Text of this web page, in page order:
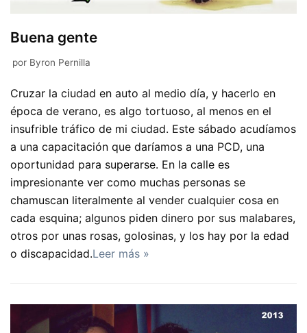
Buena gente
por Byron Pernilla
Cruzar la ciudad en auto al medio día, y hacerlo en
época de verano, es algo tortuoso, al menos en el
insufrible tráfico de mi ciudad. Este sábado acudíamos
a una capacitación que daríamos a una PCD, una
oportunidad para superarse. En la calle es
impresionante ver como muchas personas se
chamuscan literalmente al vender cualquier cosa en
cada esquina; algunos piden dinero por sus malabares,
otros por unas rosas, golosinas, y los hay por la edad
o discapacidad.Leer más »